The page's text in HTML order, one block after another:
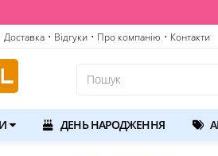
Доставка • Відгуки • Про компанію • Контакти
ДЕНЬ НАРОДЖЕННЯ